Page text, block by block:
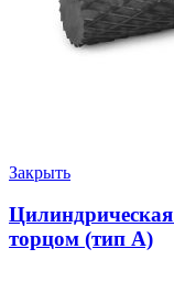
Закрыть
торцом (тип A)